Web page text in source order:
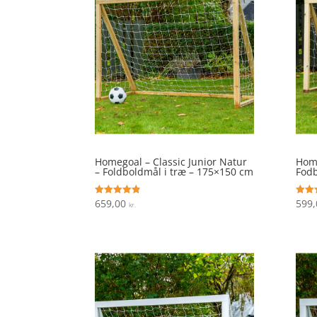
Homegoal – Classic Junior Natur
– Foldboldmål i træ – 175×150 cm
Vurderet
4.8
659,00kr.
4.2